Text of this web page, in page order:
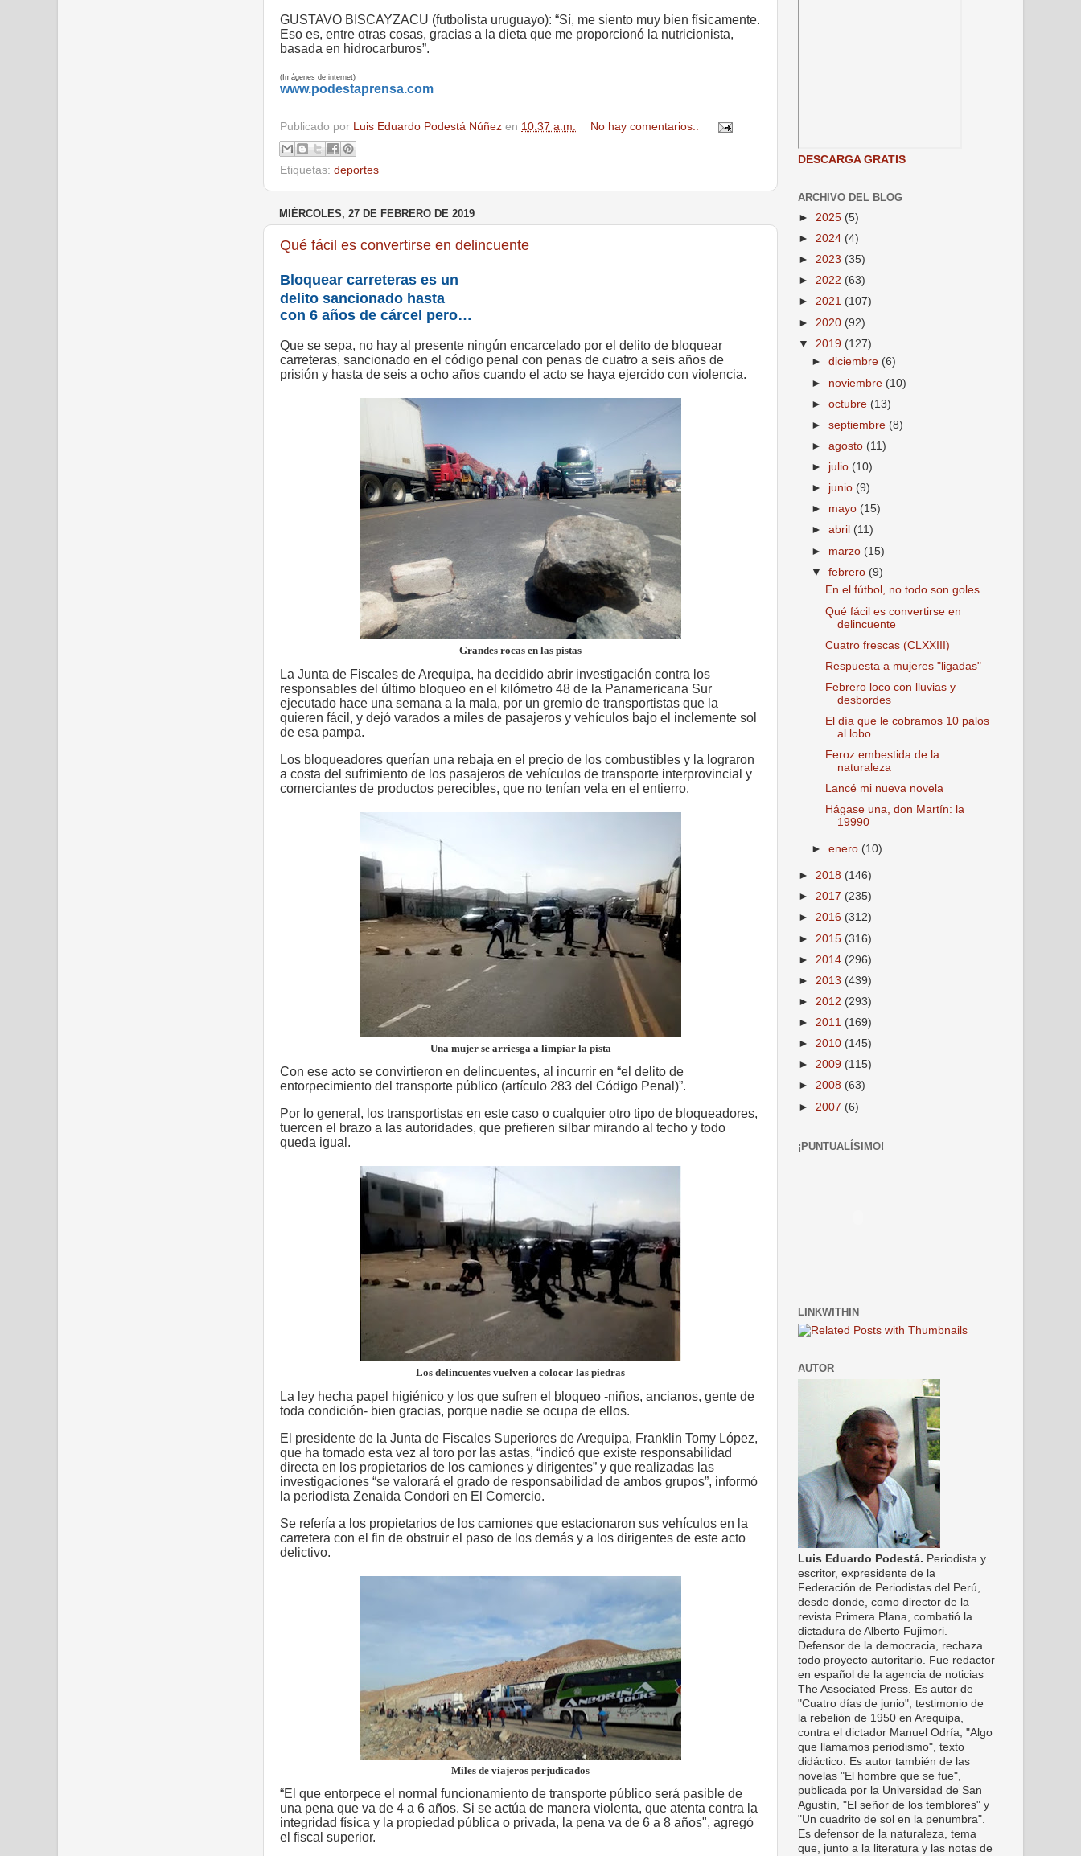
GUSTAVO BISCAYZACU (futbolista uruguayo): “Sí, me siento muy bien físicamente.
Eso es, entre otras cosas, gracias a la dieta que me proporcionó la nutricionista,
basada en hidrocarburos”.
(Imágenes de internet)
www.podestaprensa.com
Publicado por Luis Eduardo Podestá Núñez en 10:37 a.m. No hay comentarios.:
Etiquetas: deportes
MIÉRCOLES, 27 DE FEBRERO DE 2019
Qué fácil es convertirse en delincuente
Bloquear carreteras es un
delito sancionado hasta
con 6 años de cárcel pero…
Que se sepa, no hay al presente ningún encarcelado por el delito de bloquear
carreteras, sancionado en el código penal con penas de cuatro a seis años de
prisión y hasta de seis a ocho años cuando el acto se haya ejercido con violencia.
Grandes rocas en las pistas
La Junta de Fiscales de Arequipa, ha decidido abrir investigación contra los
responsables del último bloqueo en el kilómetro 48 de la Panamericana Sur
ejecutado hace una semana a la mala, por un gremio de transportistas que la
quieren fácil, y dejó varados a miles de pasajeros y vehículos bajo el inclemente sol
de esa pampa.
Los bloqueadores querían una rebaja en el precio de los combustibles y la lograron
a costa del sufrimiento de los pasajeros de vehículos de transporte interprovincial y
comerciantes de productos perecibles, que no tenían vela en el entierro.
Una mujer se arriesga a limpiar la pista
Con ese acto se convirtieron en delincuentes, al incurrir en “el delito de
entorpecimiento del transporte público (artículo 283 del Código Penal)”.
Por lo general, los transportistas en este caso o cualquier otro tipo de bloqueadores,
tuercen el brazo a las autoridades, que prefieren silbar mirando al techo y todo
queda igual.
Los delincuentes vuelven a colocar las piedras
La ley hecha papel higiénico y los que sufren el bloqueo -niños, ancianos, gente de
toda condición- bien gracias, porque nadie se ocupa de ellos.
El presidente de la Junta de Fiscales Superiores de Arequipa, Franklin Tomy López,
que ha tomado esta vez al toro por las astas, “indicó que existe responsabilidad
directa en los propietarios de los camiones y dirigentes” y que realizadas las
investigaciones “se valorará el grado de responsabilidad de ambos grupos”, informó
la periodista Zenaida Condori en El Comercio.
Se refería a los propietarios de los camiones que estacionaron sus vehículos en la
carretera con el fin de obstruir el paso de los demás y a los dirigentes de este acto
delictivo.
Miles de viajeros perjudicados
“El que entorpece el normal funcionamiento de transporte público será pasible de
una pena que va de 4 a 6 años. Si se actúa de manera violenta, que atenta contra la
integridad física y la propiedad pública o privada, la pena va de 6 a 8 años", agregó
el fiscal superior.
DESCARGA GRATIS
ARCHIVO DEL BLOG
► 2025 (5)
► 2024 (4)
► 2023 (35)
► 2022 (63)
► 2021 (107)
► 2020 (92)
▼ 2019 (127)
►diciembre (6)
► noviembre (10)
►octubre (13)
►septiembre (8)
►agosto (11)
► julio (10)
► junio (9)
► mayo (15)
►abril (11)
► marzo (15)
▼febrero (9)
En el fútbol, no todo son goles
Qué fácil es convertirse en
delincuente
Cuatro frescas (CLXXIII)
Respuesta a mujeres "ligadas"
Febrero loco con lluvias y
desbordes
El día que le cobramos 10 palos
al lobo
Feroz embestida de la
naturaleza
Lancé mi nueva novela
Hágase una, don Martín: la
19990
►enero (10)
► 2018 (146)
► 2017 (235)
► 2016 (312)
► 2015 (316)
► 2014 (296)
► 2013 (439)
► 2012 (293)
► 2011 (169)
► 2010 (145)
► 2009 (115)
► 2008 (63)
► 2007 (6)
¡PUNTUALÍSIMO!
LINKWITHIN
AUTOR
Luis Eduardo Podestá. Periodista y
escritor, expresidente de la
Federación de Periodistas del Perú,
desde donde, como director de la
revista Primera Plana, combatió la
dictadura de Alberto Fujimori.
Defensor de la democracia, rechaza
todo proyecto autoritario. Fue redactor
en español de la agencia de noticias
The Associated Press. Es autor de
"Cuatro días de junio", testimonio de
la rebelión de 1950 en Arequipa,
contra el dictador Manuel Odría, "Algo
que llamamos periodismo", texto
didáctico. Es autor también de las
novelas "El hombre que se fue",
publicada por la Universidad de San
Agustín, "El señor de los temblores" y
"Un cuadrito de sol en la penumbra".
Es defensor de la naturaleza, tema
que, junto a la literatura y las notas de